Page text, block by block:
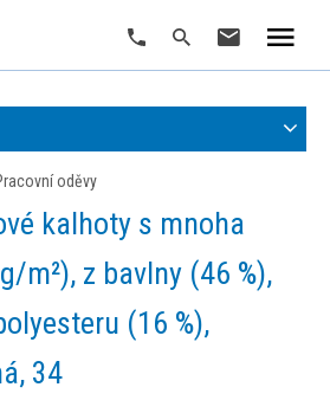
pracovní oděvy
m²), z bavlny (46 %),
(16 %),
34